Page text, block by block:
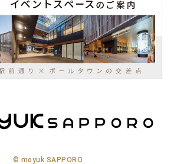
© moyuk SAPPORO